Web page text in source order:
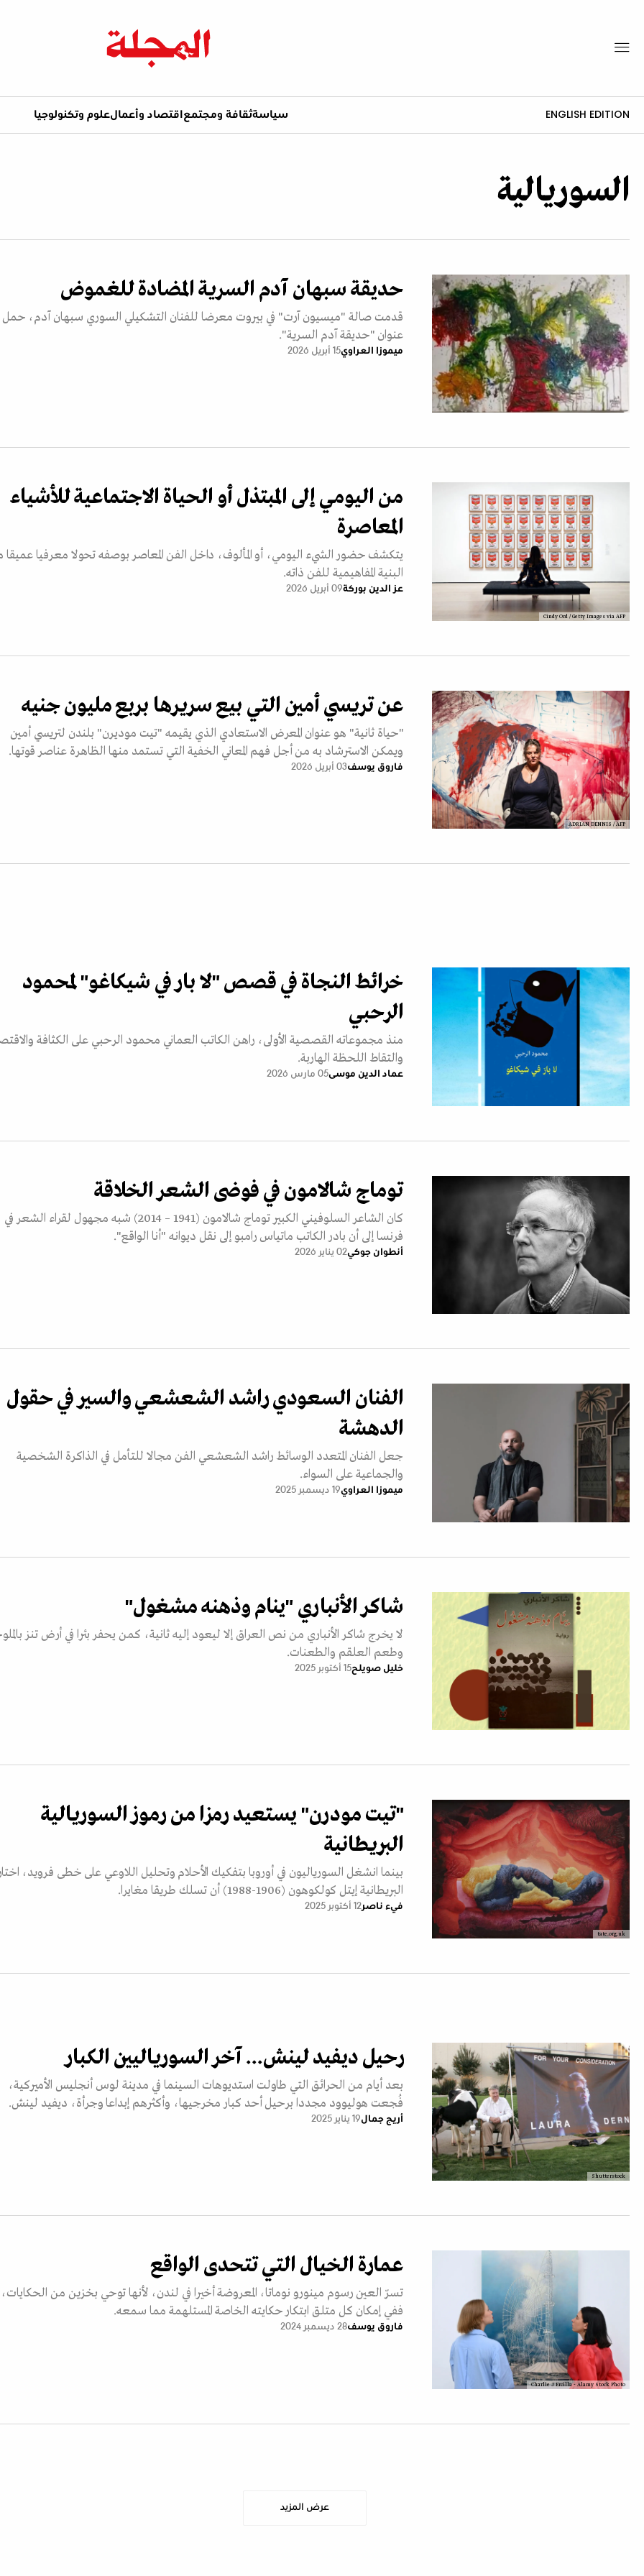
ENGLISH EDITION سياسةثقافة ومجتمع اقتصاد وأعمالعلوم وتكنولوجيا
السوريالية
حديقة سبهان آدم السرية المضادة للغموض
قدمت صالة "ميسيون آرت" في بيروت معرضا للفنان التشكيلي السوري سبهان آدم، حمل
عنوان "حديقة آدم السرية".
ميموزا العراوي15 أبريل 2026
Cindy Ord / Getty Images via AFP
من اليومي إلى المبتذل أو الحياة الاجتماعية للأشياء
المعاصرة
يتكشف حضور الشيء اليومي، أو المألوف، داخل الفن المعاصر بوصفه تحولا معرفيا
البنية المفاهيمية للفن ذاته.
عز الدين بوركة09 أبريل 2026
ADRIAN DENNIS / AFP
عن تريسي أمين التي بيع سريرها بربع مليون جنيه
"حياة ثانية" هو عنوان المعرض الاستعادي الذي يقيمه "تيت موديرن" بلندن لتريسي أمين
ويمكن الاسترشاد به من أجل فهم المعاني الخفية التي تستمد منها الظاهرة عناصر قوتها.
فاروق يوسف03 أبريل 2026
خرائط النجاة في قصص "لا بار في شيكاغو" لمحمود
الرحبي
منذ مجموعاته القصصية الأولى، راهن الكاتب العماني محمود الرحبي على الكثافة
والتقاط اللحظة الهاربة.
عماد الدين موسى05 مارس 2026
توماج شالامون في فوضى الشعر الخلاقة
كان الشاعر السلوفيني الكبير توماج شالامون (1941 – 2014) شبه مجهول لقراء الشعر في
فرنسا إلى أن بادر الكاتب ماتياس رامبو إلى نقل ديوانه "أنا الواقع".
أنطوان جوكي02 يناير 2026
الفنان السعودي راشد الشعشعي والسير في حقول
الدهشة
جعل الفنان المتعدد الوسائط راشد الشعشعي الفن مجالا للتأمل في الذاكرة الشخصية
والجماعية على السواء.
ميموزا العراوي19 ديسمبر 2025
شاكر الأنباري "ينام وذهنه مشغول"
لا يخرج شاكر الأنباري من نص العراق إلا ليعود إليه ثانية، كمن يحفر بئرا في أرض تنز
وطعم العلقم والطعنات.
خليل صويلح15 أكتوبر 2025
tate.org.uk
"تيت مودرن" يستعيد رمزا من رموز السوريالية
البريطانية
بينما انشغل السورياليون في أوروبا بتفكيك الأحلام وتحليل اللاوعي على خطى فرويد،
البريطانية إيتل كولكوهون (1906-1988) أن تسلك طريقا مغايرا.
فيء ناصر12 أكتوبر 2025
Shutterstock
رحيل ديفيد لينش... آخر السورياليين الكبار
بعد أيام من الحرائق التي طاولت استديوهات السينما في مدينة لوس أنجليس الأميركية،
فُجعت هوليوود مجددا برحيل أحد كبار مخرجيها، وأكثرهم إبداعا وجرأة، ديفيد لينش.
أريج جمال19 يناير 2025
Charlie J Ercilla - Alamy Stock Photo
عمارة الخيال التي تتحدى الواقع
تسرّ العين رسوم مينورو نوماتا، المعروضة أخيرا في لندن، لأنها توحي بخزين من الحكايات،
ففي إمكان كل متلق ابتكار حكايته الخاصة المستلهمة مما سمعه.
فاروق يوسف28 ديسمبر 2024
عرض المزيد